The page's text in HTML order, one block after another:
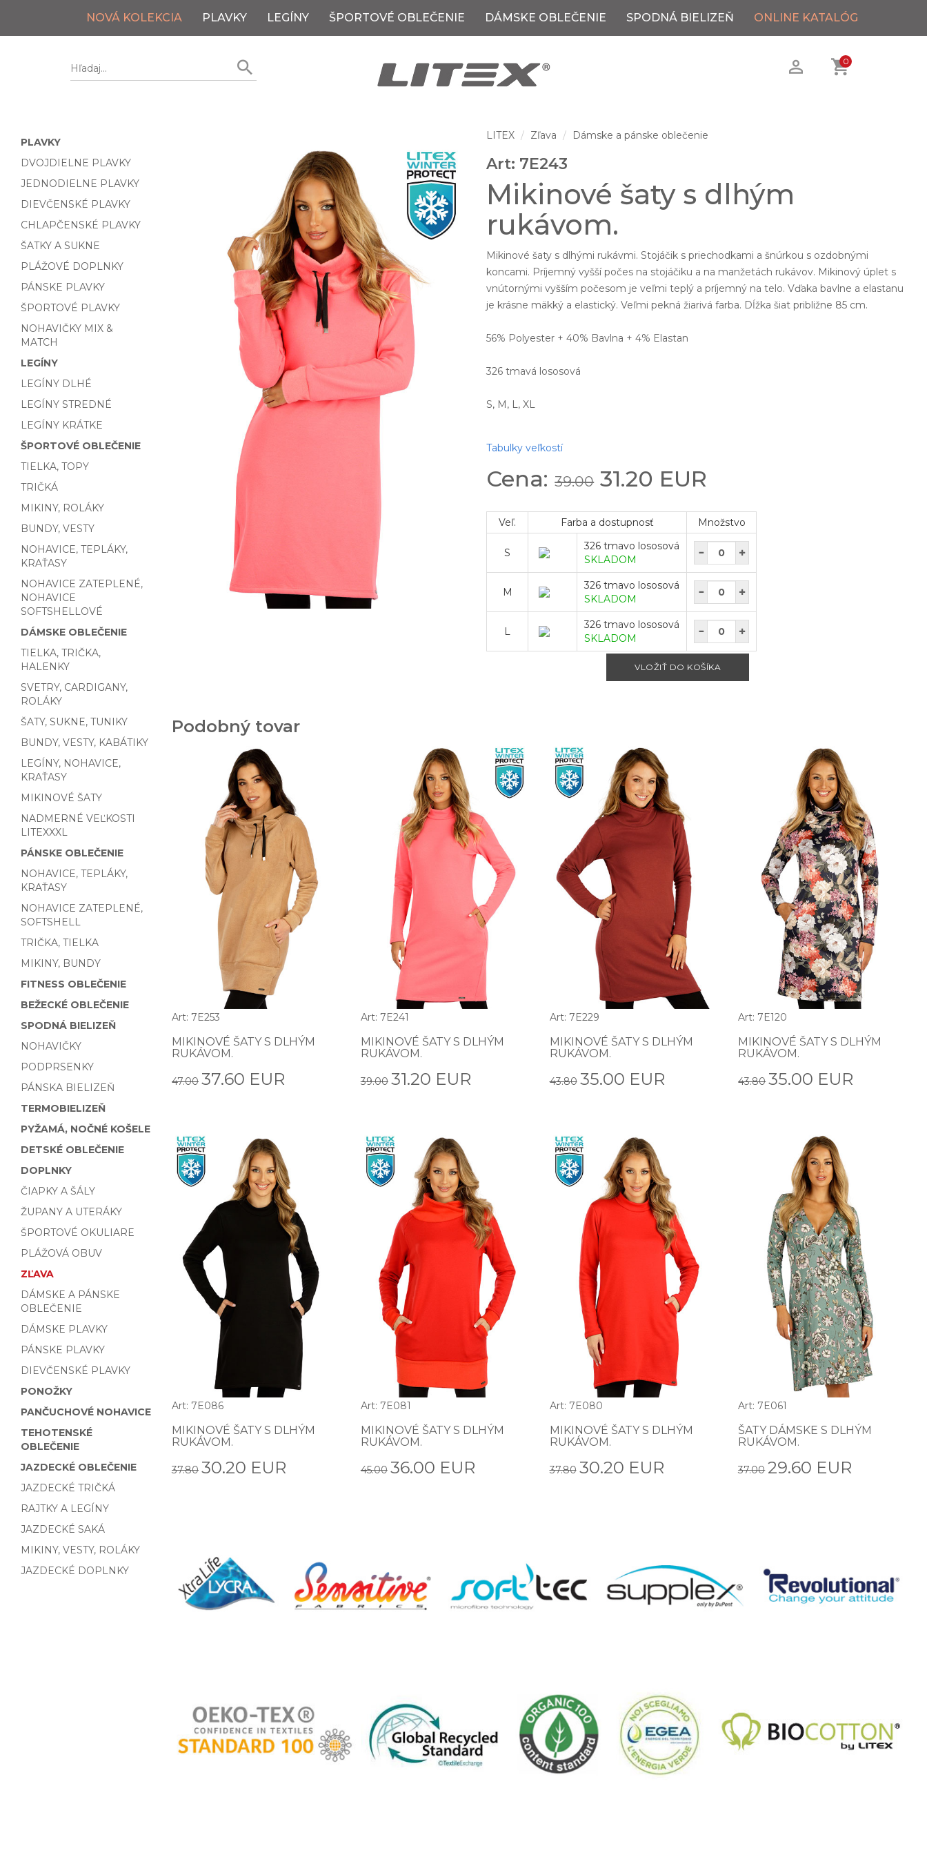
NOVÁ KOLEKCIA PLAVKY LEGÍNY ŠPORTOVÉ OBLEČENIE DÁMSKE OBLEČENIE SPODNÁ BIELIZEŇ ONLINE KATALÓG
0
PLAVKY
DVOJDIELNE PLAVKY
JEDNODIELNE PLAVKY
DIEVČENSKÉ PLAVKY
CHLAPČENSKÉ PLAVKY
ŠATKY A SUKNE
PLÁŽOVÉ DOPLNKY
PÁNSKE PLAVKY
ŠPORTOVÉ PLAVKY
NOHAVIČKY MIX &
MATCH
LEGÍNY
LEGÍNY DLHÉ
LEGÍNY STREDNÉ
LEGÍNY KRÁTKE
ŠPORTOVÉ OBLEČENIE
TIELKA, TOPY
TRIČKÁ
MIKINY, ROLÁKY
BUNDY, VESTY
NOHAVICE, TEPLÁKY,
KRAŤASY
NOHAVICE ZATEPLENÉ,
NOHAVICE
SOFTSHELLOVÉ
DÁMSKE OBLEČENIE
TIELKA, TRIČKA,
HALENKY
SVETRY, CARDIGANY,
ROLÁKY
ŠATY, SUKNE, TUNIKY
BUNDY, VESTY, KABÁTIKY
LEGÍNY, NOHAVICE,
KRAŤASY
MIKINOVÉ ŠATY
NADMERNÉ VEĽKOSTI
LITEXXXL
PÁNSKE OBLEČENIE
NOHAVICE, TEPLÁKY,
KRAŤASY
NOHAVICE ZATEPLENÉ,
SOFTSHELL
TRIČKA, TIELKA
MIKINY, BUNDY
FITNESS OBLEČENIE
BEŽECKÉ OBLEČENIE
SPODNÁ BIELIZEŇ
NOHAVIČKY
PODPRSENKY
PÁNSKA BIELIZEŇ
TERMOBIELIZEŇ
PYŽAMÁ, NOČNÉ KOŠELE
DETSKÉ OBLEČENIE
DOPLNKY
ČIAPKY A ŠÁLY
ŽUPANY A UTERÁKY
ŠPORTOVÉ OKULIARE
PLÁŽOVÁ OBUV
ZĽAVA
DÁMSKE A PÁNSKE
OBLEČENIE
DÁMSKE PLAVKY
PÁNSKE PLAVKY
DIEVČENSKÉ PLAVKY
PONOŽKY
PANČUCHOVÉ NOHAVICE
TEHOTENSKÉ
OBLEČENIE
JAZDECKÉ OBLEČENIE
JAZDECKÉ TRIČKÁ
RAJTKY A LEGÍNY
JAZDECKÉ SAKÁ
MIKINY, VESTY, ROLÁKY
JAZDECKÉ DOPLNKY
LITEX Zľava Dámske a pánske oblečenie
Art: 7E243
Mikinové šaty s dlhým
rukávom.
Mikinové šaty s dlhými rukávmi. Stojáčik s priechodkami a šnúrkou s ozdobnými
koncami. Príjemný vyšší počes na stojáčiku a na manžetách rukávov. Mikinový úplet s
vnútornými vyšším počesom je veľmi teplý a príjemný na telo. Vďaka bavlne a elastanu
je krásne mäkký a elastický. Veľmi pekná žiarivá farba. Dĺžka šiat približne 85 cm.
56% Polyester + 40% Bavlna + 4% Elastan
326 tmavá lososová
S, M, L, XL
Tabulky veľkostí
Cena:39.0031.20 EUR
Veľ. Farba a dostupnosť Množstvo
S
326 tmavo lososová
SKLADOM
M
326 tmavo lososová
SKLADOM
L
326 tmavo lososová
SKLADOM
Podobný tovar
Art: 7E253
MIKINOVÉ ŠATY S DLHÝM
RUKÁVOM.
47.00 37.60 EUR
Art: 7E241
MIKINOVÉ ŠATY S DLHÝM
RUKÁVOM.
39.00 31.20 EUR
Art: 7E229
MIKINOVÉ ŠATY S DLHÝM
RUKÁVOM.
43.80 35.00 EUR
Art: 7E120
MIKINOVÉ ŠATY S DLHÝM
RUKÁVOM.
43.80 35.00 EUR
Art: 7E086
MIKINOVÉ ŠATY S DLHÝM
RUKÁVOM.
37.80 30.20 EUR
Art: 7E081
MIKINOVÉ ŠATY S DLHÝM
RUKÁVOM.
45.00 36.00 EUR
Art: 7E080
MIKINOVÉ ŠATY S DLHÝM
RUKÁVOM.
37.80 30.20 EUR
Art: 7E061
ŠATY DÁMSKE S DLHÝM
RUKÁVOM.
37.00 29.60 EUR